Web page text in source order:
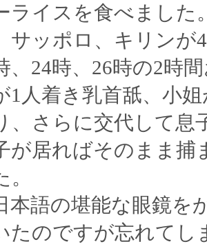
ライスを食べました
サッポロ、キリンが
、24時、26時の2時
1人着き乳首舐、小
、さらに交代して息
が居ればそのまま捕
。
語の堪能な眼鏡を
たのですが忘れてし